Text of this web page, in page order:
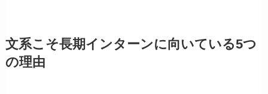
文系こそ長期インターンに向いている5つ
の理由